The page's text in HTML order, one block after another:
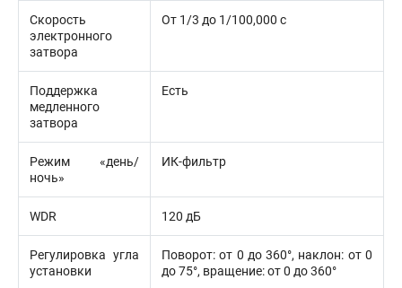
Скорость
электронного
затвора
От 1/3 до 1/100,000 с
Поддержка
медленного
затвора
Есть
Режим «день/
ночь»
ИК-фильтр
WDR 120 дБ
Регулировка угла
установки
Поворот: от 0 до 360°, наклон: от 0
до 75°, вращение: от 0 до 360°